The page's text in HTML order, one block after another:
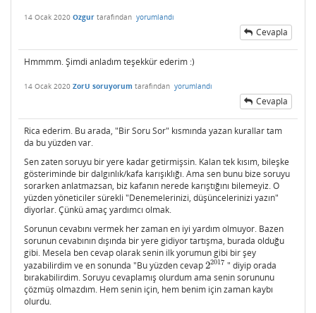
14 Ocak 2020 Ozgur tarafından yorumlandı
Cevapla
Hmmmm. Şimdi anladım teşekkür ederim :)
14 Ocak 2020 ZorU soruyorum tarafından yorumlandı
Cevapla
Rica ederim. Bu arada, "Bir Soru Sor" kısmında yazan kurallar tam
da bu yüzden var.
Sen zaten soruyu bir yere kadar getirmişsin. Kalan tek kısım, bileşke
gösteriminde bir dalgınlık/kafa karışıklığı. Ama sen bunu bize soruyu
sorarken anlatmazsan, biz kafanın nerede karıştığını bilemeyiz. O
yüzden yöneticiler sürekli "Denemelerinizi, düşüncelerinizi yazın"
diyorlar. Çünkü amaç yardımcı olmak.
Sorunun cevabını vermek her zaman en iyi yardım olmuyor. Bazen
sorunun cevabının dışında bir yere gidiyor tartışma, burada olduğu
gibi. Mesela ben cevap olarak senin ilk yorumun gibi bir şey
yazabilirdim ve en sonunda "Bu yüzden cevap22017
22017" diyip orada
bırakabilirdim. Soruyu cevaplamış olurdum ama senin sorununu
çözmüş olmazdım. Hem senin için, hem benim için zaman kaybı
olurdu.